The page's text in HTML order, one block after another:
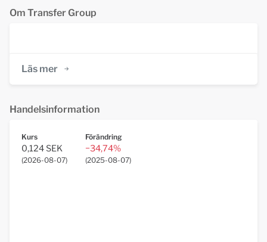
Om Transfer Group
Läs mer
Handelsinformation
Kurs
0,124 SEK
(2026-08-07)
Förändring
−34,74%
(2025-08-07)